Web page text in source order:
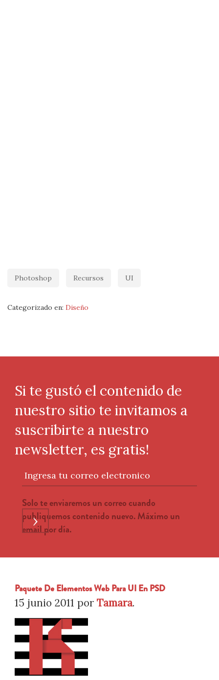
Photoshop Recursos UI
Categorizado en: Diseño
Si te gustó el contenido de
nuestro sitio te invitamos a
suscribirte a nuestro
newsletter, es gratis!
Ingresa tu correo electronico
Solo te enviaremos un correo cuando
publiquemos contenido nuevo. Máximo un
email por día.
›
Paquete De Elementos Web Para UI En PSD
15 junio 2011 por Tamara.